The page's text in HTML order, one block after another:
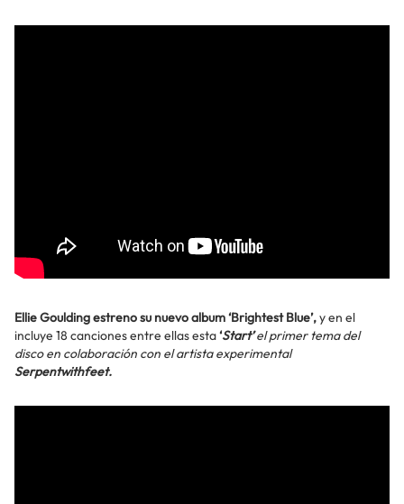
Ellie Goulding estreno su nuevo album ‘Brightest Blue’,y en el
incluye 18 canciones entre ellas esta‘Start’el primer tema del
disco en colaboración con el artista experimental
Serpentwithfeet.